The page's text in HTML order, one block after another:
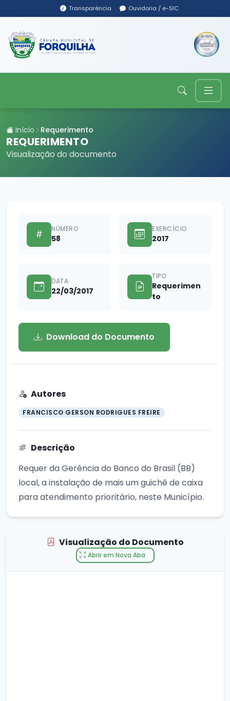
Transparência Ouvidoria / e-SIC
Início Requerimento
REQUERIMENTO
Visualização do documento
NÚMERO
58
EXERCÍCIO
2017
DATA
22/03/2017
TIPO
Requerimen
to
Download do Documento
Autores
FRANCISCO GERSON RODRIGUES FREIRE
Descrição
Requer da Gerência do Banco do Brasil (BB)
local, a instalação de mais um guichê de caixa
para atendimento prioritário, neste Município.
Visualização do Documento
Abrir em Nova Aba